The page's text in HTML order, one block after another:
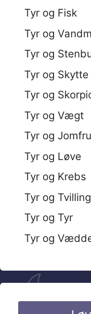
Tyr og Fisk
Tyr og
Tyr og
Tyr og Skytte
Tyr og
Tyr og Vægt
Tyr og Jomfru
Tyr og Løve
Tyr og Krebs
Tyr og Tvilling
Tyr og Tyr
Tyr og